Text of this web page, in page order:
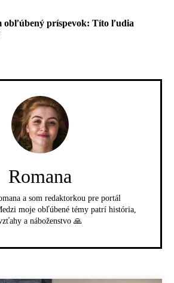
obľúbený príspevok: Títo ľudia
Romana
a som redaktorkou pre portál
moje obľúbené témy patrí história,
a náboženstvo 🙏